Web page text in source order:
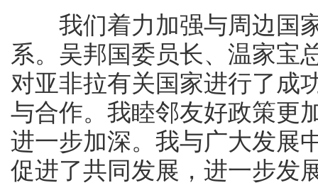
我们着力加强与周边国家
系。吴邦国委员长、温家宝
对亚非拉有关国家进行了成
与合作。我睦邻友好政策更
进一步加深。我与广大发展
促进了共同发展，进一步发